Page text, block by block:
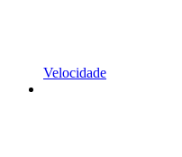
Velocidade